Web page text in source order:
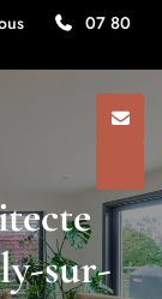
07 80
sur-